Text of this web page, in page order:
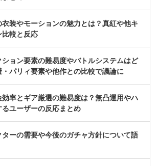
衣装やモーションの魅力とは？真紅や他キ
比較と反応
ション要素の難易度やバトルシステムはど
パリィ要素や他作との比較で議論に
効率とギア厳選の難易度は？無凸運用やハ
ユーザーの反応まとめ
ターの需要や今後のガチャ方針について語